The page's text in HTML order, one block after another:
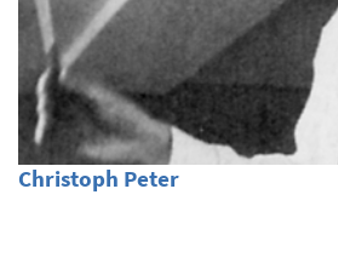
Christoph Peter